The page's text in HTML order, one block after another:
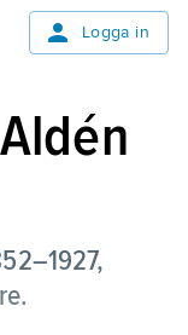
Logga in